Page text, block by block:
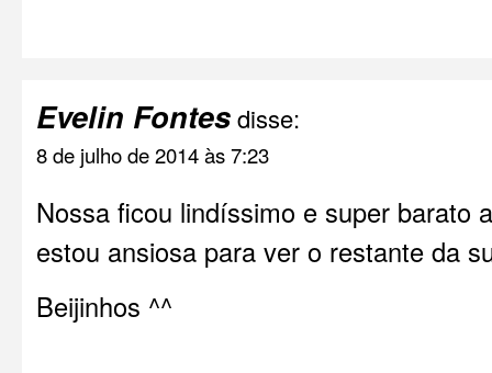
Evelin Fontesdisse:
8 de julho de 2014 às 7:23
Nossa ficou lindíssimo e super barato
estou ansiosa para ver o restante da
Beijinhos ^^